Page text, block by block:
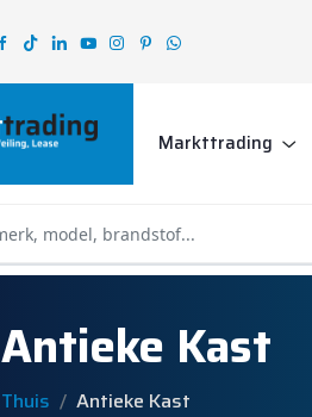
Markttrading
Antieke Kast
Thuis Antieke Kast